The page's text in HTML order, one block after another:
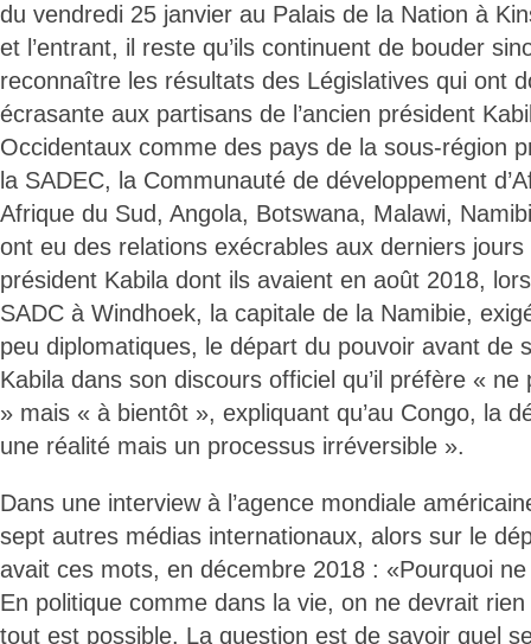
du vendredi 25 janvier au Palais de la Nation à
et l’entrant, il reste qu’ils continuent de bouder
reconnaître les résultats des Législatives qui ont
écrasante aux partisans de l’ancien président
Occidentaux comme des pays de la sous-région
la SADEC, la Communauté de développement
Afrique du Sud, Angola, Botswana, Malawi,
ont eu des relations exécrables aux derniers
président Kabila dont ils avaient en août 2018,
SADC à Windhoek, la capitale de la Namibie,
peu diplomatiques, le départ du pouvoir avant de
Kabila dans son discours officiel qu’il préfère «
» mais « à bientôt », expliquant qu’au Congo, la
une réalité mais un processus irréversible ».
Dans une interview à l’agence mondiale
sept autres médias internationaux, alors sur le
avait ces mots, en décembre 2018 : «Pourquoi
En politique comme dans la vie, on ne devrait
tout est possible. La question est de savoir quel